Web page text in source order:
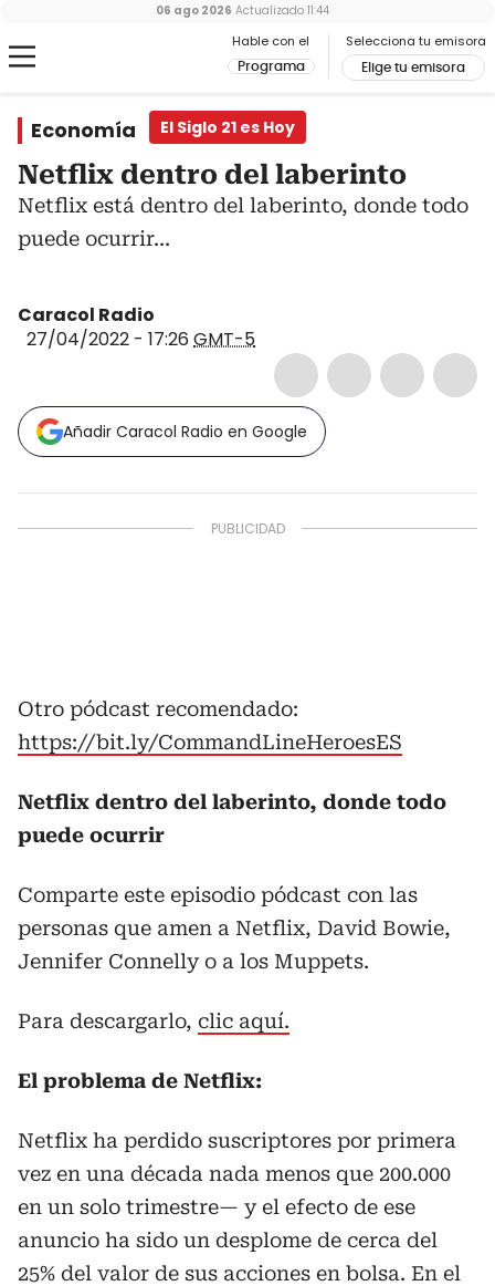
Hable con el
Programa
Selecciona tu emisora
Elige tu emisora
06 ago 2026 Actualizado 11:44
Economía El Siglo 21 es Hoy
Netflix dentro del laberinto
Netflix está dentro del laberinto, donde todo
puede ocurrir...
Caracol Radio
27/04/2022 - 17:26 GMT-5
Añadir Caracol Radio en Google
Otro pódcast recomendado:
https://bit.ly/CommandLineHeroesES
Netflix dentro del laberinto, donde todo
puede ocurrir
Comparte este episodio pódcast con las
personas que amen a Netflix, David Bowie,
Jennifer Connelly o a los Muppets.
Para descargarlo, clic aquí.
El problema de Netflix:
Netflix ha perdido suscriptores por primera
vez en una década nada menos que 200.000
en un solo trimestre— y el efecto de ese
anuncio ha sido un desplome de cerca del
25% del valor de sus acciones en bolsa. En el